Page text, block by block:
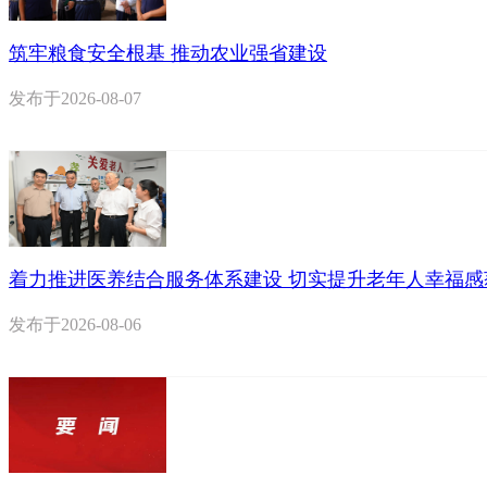
筑牢粮食安全根基 推动农业强省建设
发布于2026-08-07
着力推进医养结合服务体系建设 切实提升老年人幸福
发布于2026-08-06